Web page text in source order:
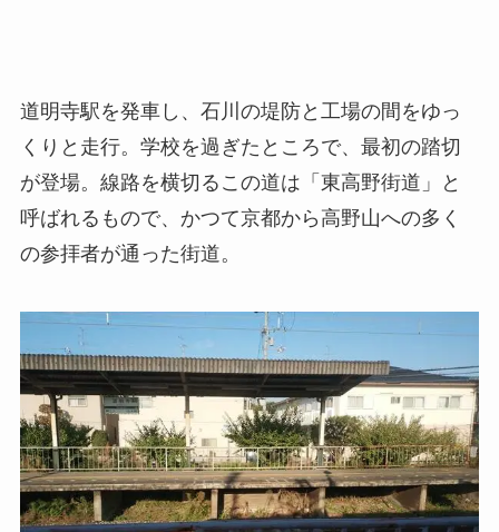
道明寺駅を発車し、石川の堤防と工場の間をゆっ
くりと走行。学校を過ぎたところで、最初の踏切
が登場。線路を横切るこの道は「東高野街道」と
呼ばれるもので、かつて京都から高野山への多く
の参拝者が通った街道。